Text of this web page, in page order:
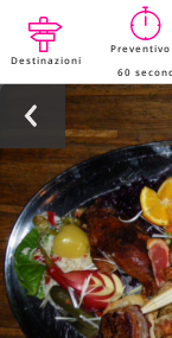
Destinazioni
60